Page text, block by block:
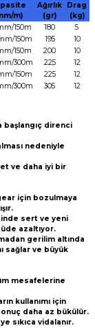
m)
Ağırlık
(gr)
Drag
(kg)
150m 180
5
150m 195
10
150m 200
10
300m 225
12
150m 225
12
300m 305 12
başlangıç direnci
nedeniyle
ve daha iyi bir
için bozulmaya
sert ve yeni
azaltıyor.
gerilim altında
sağlar ve büyük
mesafelerine
kullanımı için
daha az bükülür.
sıkıca vidalanır.